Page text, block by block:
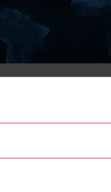
High quality
Reduction